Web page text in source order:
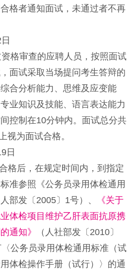
格者通知面试，未通过者不再
格审查的应聘人员，按照面试
面试采取当场提问考生答辩的
合分析能力、思维及应变能
业知识及技能、语言表达能力
控制在10分钟内。面试总分共
视为面试合格。
日
格后，在规定时间内，到指定
准参照《公务员录用体检通用
部发〔2005〕1号）、
《关于
体检项目维护乙肝表面抗原携
通知》
（人社部发〔2010〕
公务员录用体检通用标准（试
体检操作手册（试行）〉的通